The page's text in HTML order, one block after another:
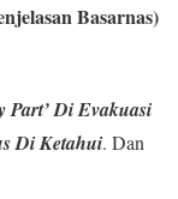
Basarnas)
Part’ Di Evakuasi
Di Ketahui. Dan